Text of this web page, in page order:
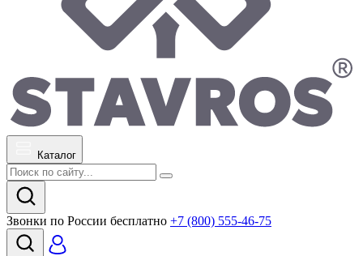
Каталог
Звонки по России бесплатно +7 (800) 555-46-75